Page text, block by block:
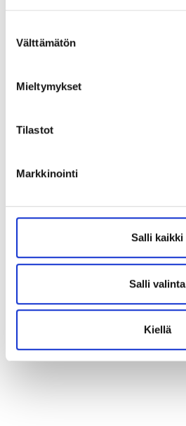
valinta
Välttämätön
Mieltymykset
Tilastot
Markkinointi
Salli kaikki
Salli valinta
Kiellä